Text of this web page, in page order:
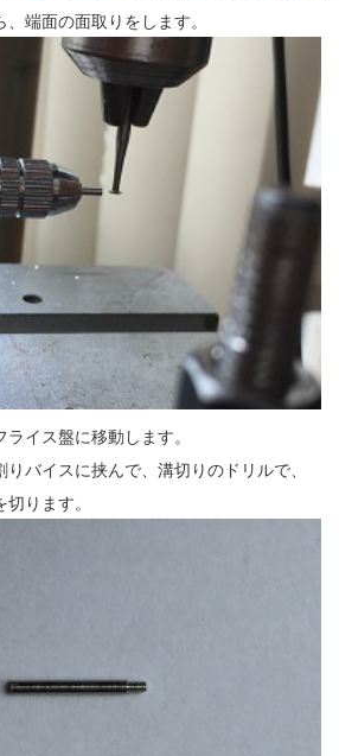
端面の面取りをします。
イス盤に移動します。
バイスに挟んで、溝切りのドリルで、
ります。